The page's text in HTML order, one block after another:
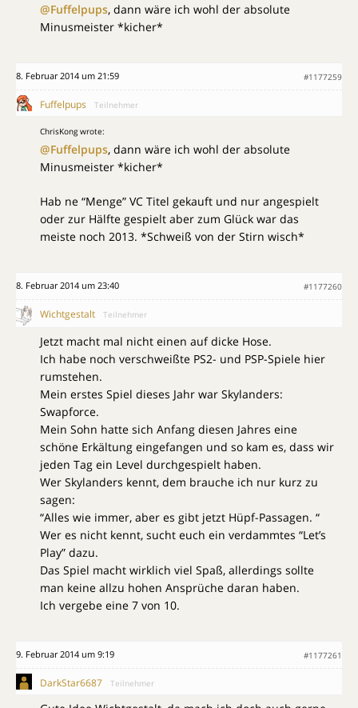
@Fuffelpups, dann wäre ich wohl der absolute
Minusmeister *kicher*
8. Februar 2014 um 21:59 #1177259
Fuffelpups Teilnehmer
ChrisKong wrote:
@Fuffelpups, dann wäre ich wohl der absolute
Minusmeister *kicher*
Hab ne “Menge” VC Titel gekauft und nur angespielt
oder zur Hälfte gespielt aber zum Glück war das
meiste noch 2013. *Schweiß von der Stirn wisch*
8. Februar 2014 um 23:40 #1177260
Wichtgestalt Teilnehmer
Jetzt macht mal nicht einen auf dicke Hose.
Ich habe noch verschweißte PS2- und PSP-Spiele hier
rumstehen.
Mein erstes Spiel dieses Jahr war Skylanders:
Swapforce.
Mein Sohn hatte sich Anfang diesen Jahres eine
schöne Erkältung eingefangen und so kam es, dass wir
jeden Tag ein Level durchgespielt haben.
Wer Skylanders kennt, dem brauche ich nur kurz zu
sagen:
“Alles wie immer, aber es gibt jetzt Hüpf-Passagen. “
Wer es nicht kennt, sucht euch ein verdammtes “Let’s
Play” dazu.
Das Spiel macht wirklich viel Spaß, allerdings sollte
man keine allzu hohen Ansprüche daran haben.
Ich vergebe eine 7 von 10.
9. Februar 2014 um 9:19 #1177261
DarkStar6687 Teilnehmer